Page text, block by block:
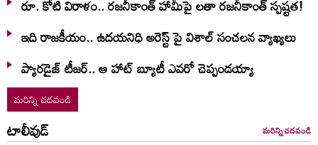
రూ. కోటి విరాళం.. రజనీకాంత్ హామీపై లతా రజనీకాంత్ స్పష్టత!
ఇది రాజకీయం.. ఉదయనిధి అరెస్ట్ పై విశాల్ సంచలన వ్యాఖ్యలు
ప్యారడైజ్ టీజర్.. ఆ హాట్ బ్యూటీ ఎవరో చెప్పండయ్యా
మరిన్ని చదవండి
టాలీవుడ్ మరిన్ని చదవండి